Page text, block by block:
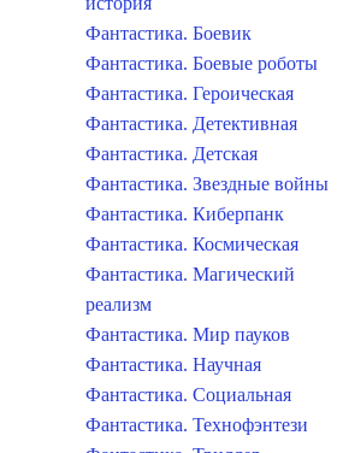
Фантастика. Боевик
Фантастика. Боевые роботы
Фантастика. Героическая
Фантастика. Детективная
Фантастика. Детская
Фантастика. Звездные войны
Фантастика. Киберпанк
Фантастика. Космическая
Фантастика. Магический
реализм
Фантастика. Мир пауков
Фантастика. Научная
Фантастика. Социальная
Фантастика. Технофэнтези